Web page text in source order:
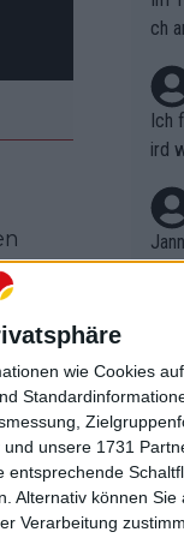
wie Cookies
unsere 1731
Alternativ können Sie
Verarbeitung
475
ch
Ich
ird
r in
em
t,
B.
on
n
nt.